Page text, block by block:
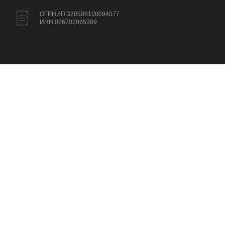
ОГРНИП 320508100094077
ИНН 026702065309